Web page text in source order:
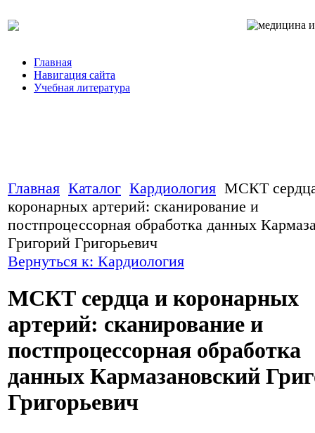
Главная
Навигация сайта
Учебная литература
Главная Каталог Кардиология МСКТ
коронарных артерий: сканирование и
постпроцессорная обработка данных
Григорий Григорьевич
Вернуться к: Кардиология
МСКТ сердца и коронарных
артерий: сканирование и
постпроцессорная обработка
данных Кармазановский
Григорьевич